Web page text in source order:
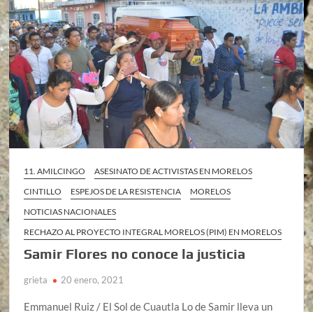
11. AMILCINGO
ASESINATO DE ACTIVISTAS EN MORELOS
CINTILLO
ESPEJOS DE LA RESISTENCIA
MORELOS
NOTICIAS NACIONALES
RECHAZO AL PROYECTO INTEGRAL MORELOS (PIM) EN MORELOS
Samir Flores no conoce la justicia
grieta 20 enero, 2021
Emmanuel Ruiz / El Sol de Cuautla Lo de Samir lleva un